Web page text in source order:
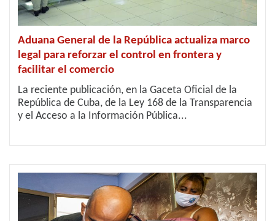
Aduana General de la República actualiza marco
legal para reforzar el control en frontera y
facilitar el comercio
La reciente publicación, en la Gaceta Oficial de la
República de Cuba, de la Ley 168 de la Transparencia
y el Acceso a la Información Pública...